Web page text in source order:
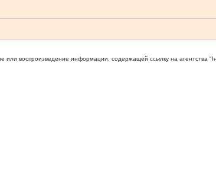
или воспроизведение информации, содержащей ссылку на агентства